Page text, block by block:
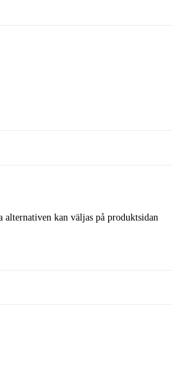
kan väljas på produktsidan